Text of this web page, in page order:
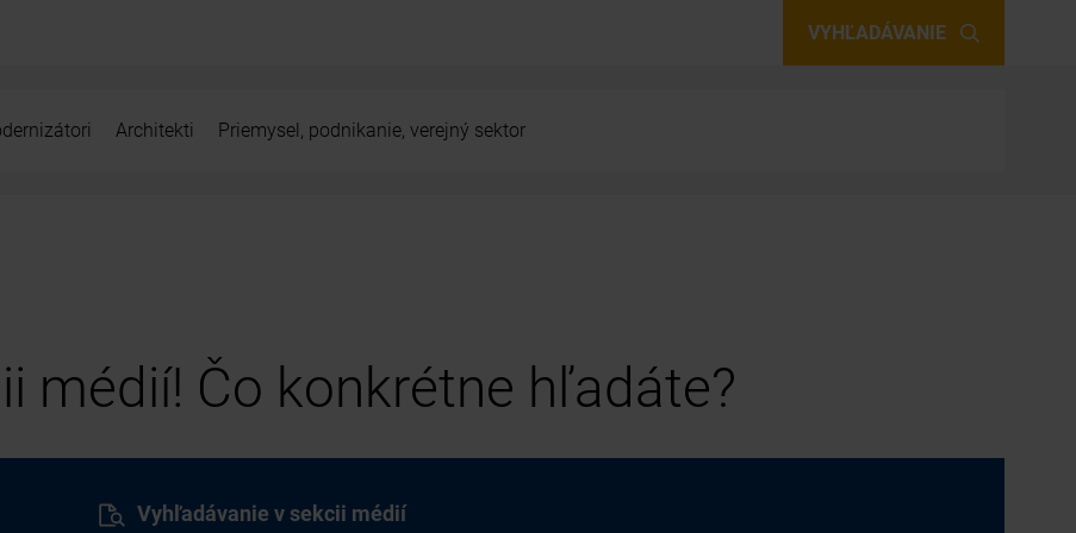
VYHĽADÁVANIE
Architekti Priemysel, podnikanie, verejný sektor
médií! Čo konkrétne hľadáte?
Vyhľadávanie v sekcii médií